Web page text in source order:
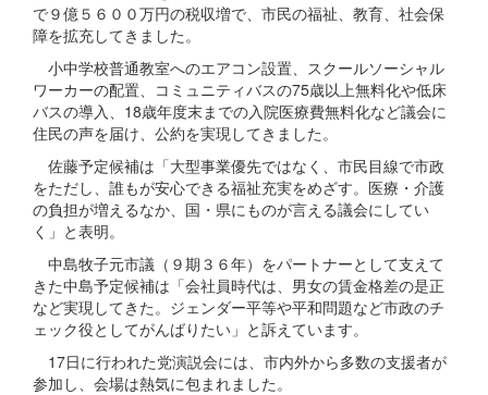
で９億５６００万円の税収増で、市民の福祉、教育、社会保
障を拡充してきました。
小中学校普通教室へのエアコン設置、スクールソーシャル
ワーカーの配置、コミュニティバスの75歳以上無料化や低床
バスの導入、18歳年度末までの入院医療費無料化など議会に
住民の声を届け、公約を実現してきました。
佐藤予定候補は「大型事業優先ではなく、市民目線で市政
をただし、誰もが安心できる福祉充実をめざす。医療・介護
の負担が増えるなか、国・県にものが言える議会にしてい
く」と表明。
中島牧子元市議（９期３６年）をパートナーとして支えて
きた中島予定候補は「会社員時代は、男女の賃金格差の是正
など実現してきた。ジェンダー平等や平和問題など市政のチ
ェック役としてがんばりたい」と訴えています。
17日に行われた党演説会には、市内外から多数の支援者が
参加し、会場は熱気に包まれました。